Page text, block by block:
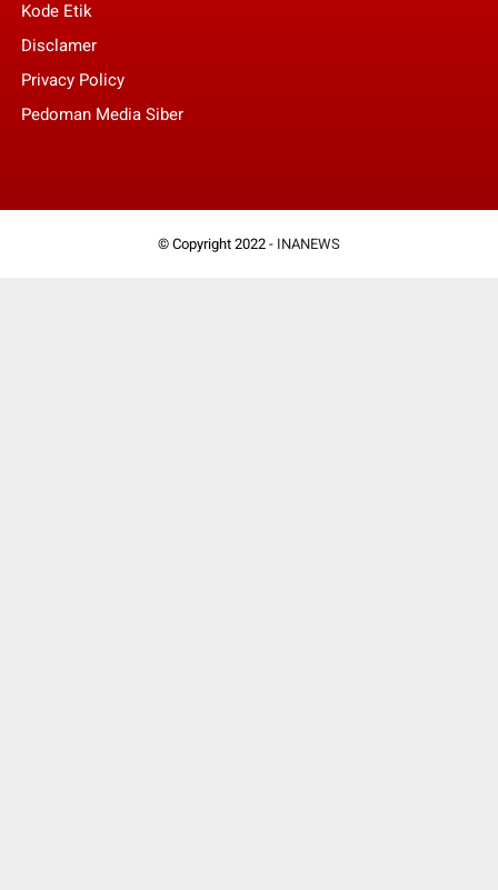
Kode Etik
Disclamer
Privacy Policy
Pedoman Media Siber
© Copyright 2022 - INANEWS